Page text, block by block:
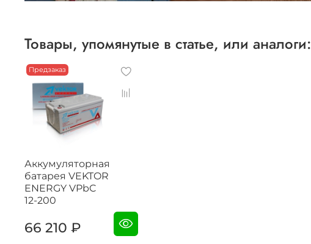
Товары, упомянутые в статье, или аналоги:
Предзаказ
Аккумуляторная
батарея VEKTOR
ENERGY VPbC
12-200
66 210 ₽